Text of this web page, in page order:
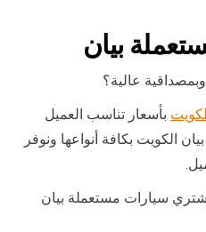
بيان
عالية؟
بأسعار تناسب العميل
الكويت بكافة أنواعها ونوفر
سيارات مستعملة بيان